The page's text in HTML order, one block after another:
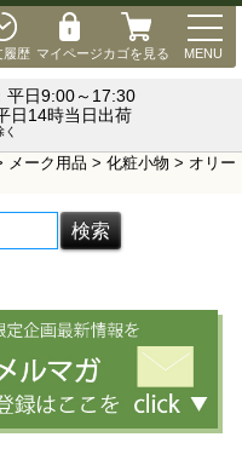
履歴 マイページカゴを見る MENU
平日9:00～17:30
日14時当日出荷
メーク用品 > 化粧小物 > オリー